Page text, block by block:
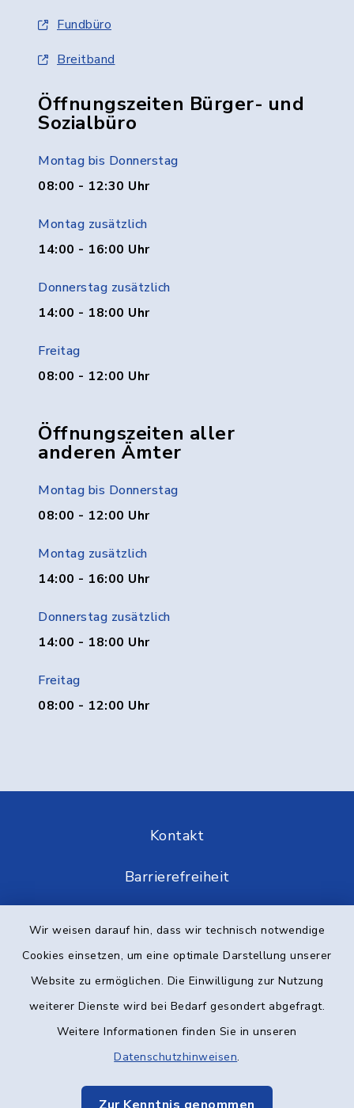
Wir weisen darauf hin, dass wir technisch notwendige
Cookies einsetzen, um eine optimale Darstellung unserer
Website zu ermöglichen. Die Einwilligung zur Nutzung
weiterer Dienste wird bei Bedarf gesondert abgefragt.
Weitere Informationen finden Sie in unseren
Datenschutzhinweisen.
Fundbüro
Breitband
Öffnungszeiten Bürger- und
Sozialbüro
Montag bis Donnerstag
08:00 - 12:30 Uhr
Montag zusätzlich
14:00 - 16:00 Uhr
Donnerstag zusätzlich
14:00 - 18:00 Uhr
Freitag
08:00 - 12:00 Uhr
Öffnungszeiten aller
anderen Ämter
Montag bis Donnerstag
08:00 - 12:00 Uhr
Montag zusätzlich
14:00 - 16:00 Uhr
Donnerstag zusätzlich
14:00 - 18:00 Uhr
Freitag
08:00 - 12:00 Uhr
Kontakt
Barrierefreiheit
Impressum
Elektronische Kommunikation
Sitemap
Cookie-Einstellungen